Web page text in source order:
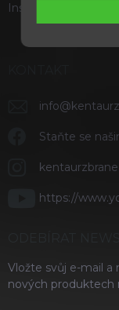
Instagram
info@
Staňte se
kentaurzbrane
https://
Vložte svůj e-mail
nových produktech